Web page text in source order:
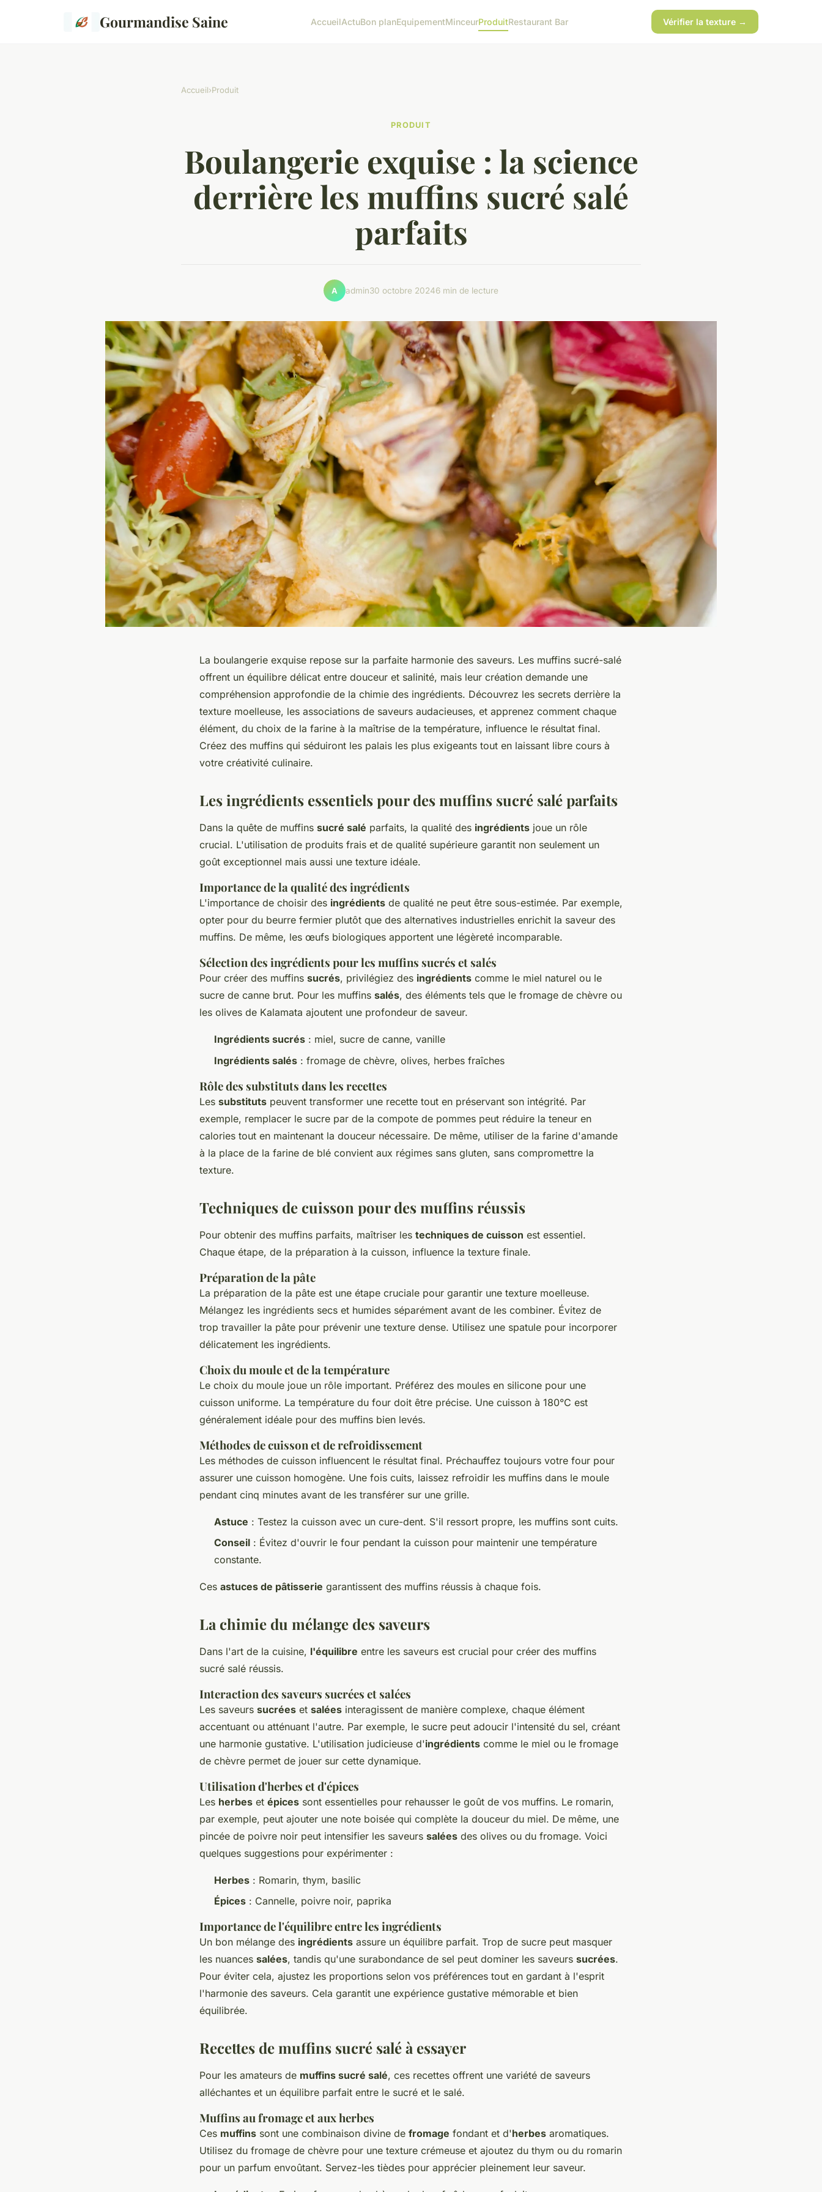
Gourmandise Saine AccueilActuBon planEquipementMinceurProduitRestaurant Bar Vérifier la texture →
Accueil›Produit
PRODUIT
Boulangerie exquise : la science
derrière les muffins sucré salé
parfaits
A admin30 octobre 20246 min de lecture
La boulangerie exquise repose sur la parfaite harmonie des saveurs. Les muffins sucré-salé
offrent un équilibre délicat entre douceur et salinité, mais leur création demande une
compréhension approfondie de la chimie des ingrédients. Découvrez les secrets derrière la
texture moelleuse, les associations de saveurs audacieuses, et apprenez comment chaque
élément, du choix de la farine à la maîtrise de la température, influence le résultat final.
Créez des muffins qui séduiront les palais les plus exigeants tout en laissant libre cours à
votre créativité culinaire.
Les ingrédients essentiels pour des muffins sucré salé parfaits
Dans la quête de muffins sucré salé parfaits, la qualité des ingrédients joue un rôle
crucial. L'utilisation de produits frais et de qualité supérieure garantit non seulement un
goût exceptionnel mais aussi une texture idéale.
Importance de la qualité des ingrédients
L'importance de choisir des ingrédients de qualité ne peut être sous-estimée. Par exemple,
opter pour du beurre fermier plutôt que des alternatives industrielles enrichit la saveur des
muffins. De même, les œufs biologiques apportent une légèreté incomparable.
Sélection des ingrédients pour les muffins sucrés et salés
Pour créer des muffins sucrés, privilégiez des ingrédients comme le miel naturel ou le
sucre de canne brut. Pour les muffins salés, des éléments tels que le fromage de chèvre ou
les olives de Kalamata ajoutent une profondeur de saveur.
Ingrédients sucrés : miel, sucre de canne, vanille
Ingrédients salés : fromage de chèvre, olives, herbes fraîches
Rôle des substituts dans les recettes
Les substituts peuvent transformer une recette tout en préservant son intégrité. Par
exemple, remplacer le sucre par de la compote de pommes peut réduire la teneur en
calories tout en maintenant la douceur nécessaire. De même, utiliser de la farine d'amande
à la place de la farine de blé convient aux régimes sans gluten, sans compromettre la
texture.
Techniques de cuisson pour des muffins réussis
Pour obtenir des muffins parfaits, maîtriser les techniques de cuisson est essentiel.
Chaque étape, de la préparation à la cuisson, influence la texture finale.
Préparation de la pâte
La préparation de la pâte est une étape cruciale pour garantir une texture moelleuse.
Mélangez les ingrédients secs et humides séparément avant de les combiner. Évitez de
trop travailler la pâte pour prévenir une texture dense. Utilisez une spatule pour incorporer
délicatement les ingrédients.
Choix du moule et de la température
Le choix du moule joue un rôle important. Préférez des moules en silicone pour une
cuisson uniforme. La température du four doit être précise. Une cuisson à 180°C est
généralement idéale pour des muffins bien levés.
Méthodes de cuisson et de refroidissement
Les méthodes de cuisson influencent le résultat final. Préchauffez toujours votre four pour
assurer une cuisson homogène. Une fois cuits, laissez refroidir les muffins dans le moule
pendant cinq minutes avant de les transférer sur une grille.
Astuce : Testez la cuisson avec un cure-dent. S'il ressort propre, les muffins sont cuits.
Conseil : Évitez d'ouvrir le four pendant la cuisson pour maintenir une température
constante.
Ces astuces de pâtisserie garantissent des muffins réussis à chaque fois.
La chimie du mélange des saveurs
Dans l'art de la cuisine, l'équilibre entre les saveurs est crucial pour créer des muffins
sucré salé réussis.
Interaction des saveurs sucrées et salées
Les saveurs sucrées et salées interagissent de manière complexe, chaque élément
accentuant ou atténuant l'autre. Par exemple, le sucre peut adoucir l'intensité du sel, créant
une harmonie gustative. L'utilisation judicieuse d'ingrédients comme le miel ou le fromage
de chèvre permet de jouer sur cette dynamique.
Utilisation d'herbes et d'épices
Les herbes et épices sont essentielles pour rehausser le goût de vos muffins. Le romarin,
par exemple, peut ajouter une note boisée qui complète la douceur du miel. De même, une
pincée de poivre noir peut intensifier les saveurs salées des olives ou du fromage. Voici
quelques suggestions pour expérimenter :
Herbes : Romarin, thym, basilic
Épices : Cannelle, poivre noir, paprika
Importance de l'équilibre entre les ingrédients
Un bon mélange des ingrédients assure un équilibre parfait. Trop de sucre peut masquer
les nuances salées, tandis qu'une surabondance de sel peut dominer les saveurs sucrées.
Pour éviter cela, ajustez les proportions selon vos préférences tout en gardant à l'esprit
l'harmonie des saveurs. Cela garantit une expérience gustative mémorable et bien
équilibrée.
Recettes de muffins sucré salé à essayer
Pour les amateurs de muffins sucré salé, ces recettes offrent une variété de saveurs
alléchantes et un équilibre parfait entre le sucré et le salé.
Muffins au fromage et aux herbes
Ces muffins sont une combinaison divine de fromage fondant et d'herbes aromatiques.
Utilisez du fromage de chèvre pour une texture crémeuse et ajoutez du thym ou du romarin
pour un parfum envoûtant. Servez-les tièdes pour apprécier pleinement leur saveur.